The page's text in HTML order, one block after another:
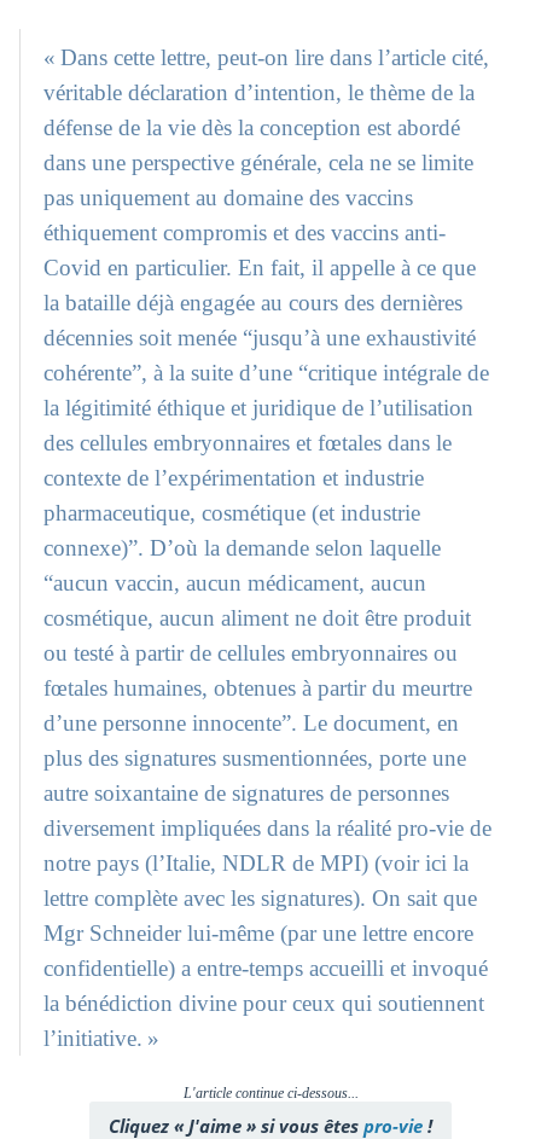
« Dans cette lettre, peut-on lire dans l’article cité,
véritable déclaration d’intention, le thème de la
défense de la vie dès la conception est abordé
dans une perspective générale, cela ne se limite
pas uniquement au domaine des vaccins
éthiquement compromis et des vaccins anti-
Covid en particulier. En fait, il appelle à ce que
la bataille déjà engagée au cours des dernières
décennies soit menée “jusqu’à une exhaustivité
cohérente”, à la suite d’une “critique intégrale de
la légitimité éthique et juridique de l’utilisation
des cellules embryonnaires et fœtales dans le
contexte de l’expérimentation et industrie
pharmaceutique, cosmétique (et industrie
connexe)”. D’où la demande selon laquelle
“aucun vaccin, aucun médicament, aucun
cosmétique, aucun aliment ne doit être produit
ou testé à partir de cellules embryonnaires ou
fœtales humaines, obtenues à partir du meurtre
d’une personne innocente”. Le document, en
plus des signatures susmentionnées, porte une
autre soixantaine de signatures de personnes
diversement impliquées dans la réalité pro-vie de
notre pays (l’Italie, NDLR de MPI) (voir ici la
lettre complète avec les signatures). On sait que
Mgr Schneider lui-même (par une lettre encore
confidentielle) a entre-temps accueilli et invoqué
la bénédiction divine pour ceux qui soutiennent
l’initiative. »
L'article continue ci-dessous...
Cliquez « J'aime » si vous êtes pro-vie !